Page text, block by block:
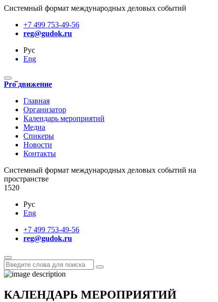
Системный формат международных деловых событий
+7 499 753-49-56
reg@gudok.ru
Рус
Eng
Pro движение
Главная
Организатор
Календарь мероприятий
Медиа
Спикеры
Новости
Контакты
Cистемный формат международных деловых событий на
пространстве
1520
Рус
Eng
+7 499 753-49-56
reg@gudok.ru
КАЛЕНДАРЬ МЕРОПРИЯТИЙ